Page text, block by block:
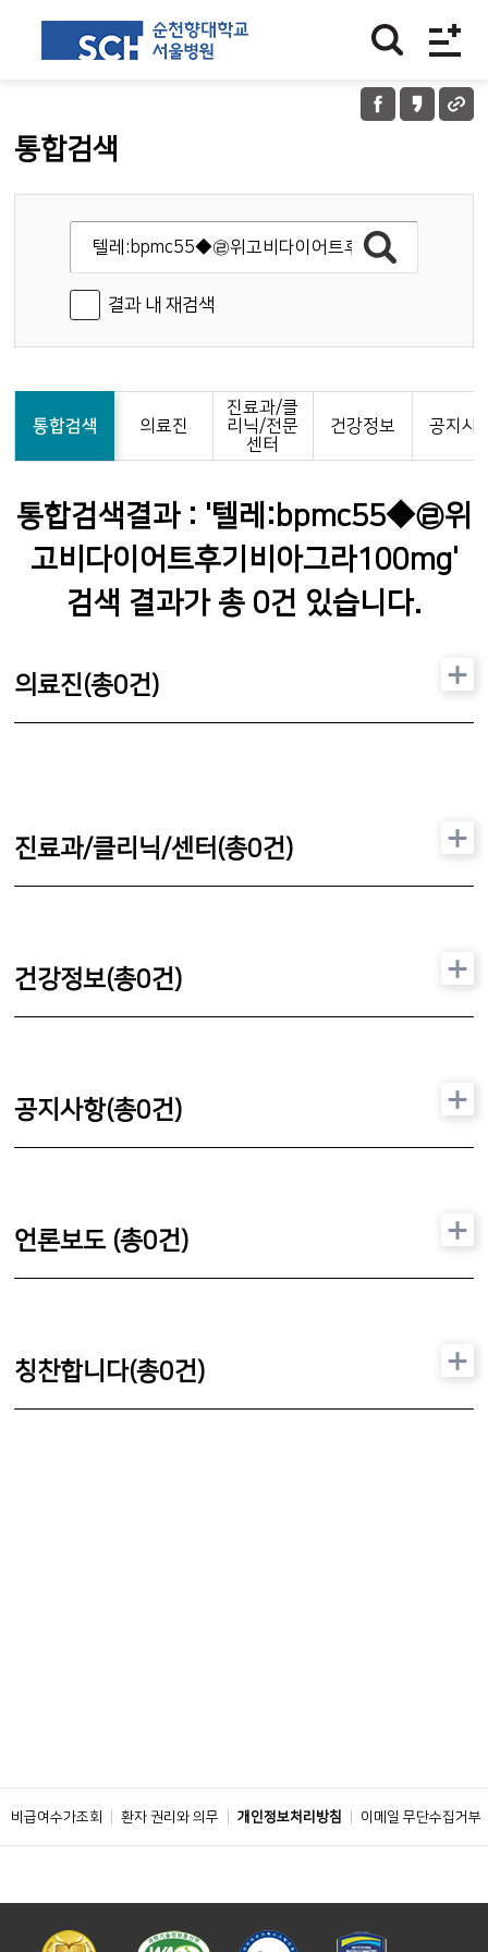
통합검색
결과 내 재검색
통합검색 의료진
진료과/클
리닉/전문
센터
건강정보 공지사
통합검색결과 : '텔레:bpmc55◆㉣위
고비다이어트후기비아그라100mg'
검색 결과가 총 0건 있습니다.
의료진(총0건)
진료과/클리닉/센터(총0건)
건강정보(총0건)
공지사항(총0건)
언론보도 (총0건)
칭찬합니다(총0건)
비급여수가조회 환자 권리와 의무 개인정보처리방침 이메일 무단수집거부